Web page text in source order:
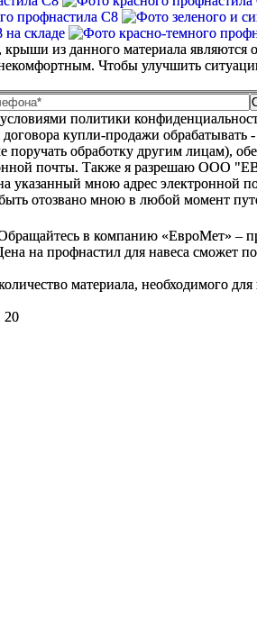
крыши из данного материала
Чтобы улучшить
политики
купли-продажи обрабатывать -
поручать обработку другим
почты. Также я разрешаю ООО
мною адрес электронной
отозвано мною в любой момент
в компанию «ЕвроМет» –
на профнастил для навеса сможет
материала, необходимого для
20